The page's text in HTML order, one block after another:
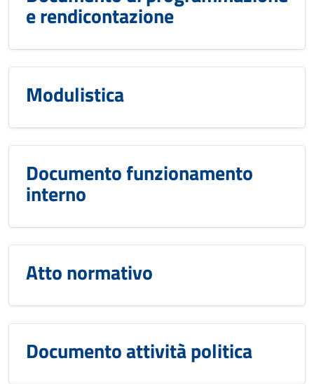
e rendicontazione
Modulistica
Documento funzionamento
interno
Atto normativo
Documento attività politica